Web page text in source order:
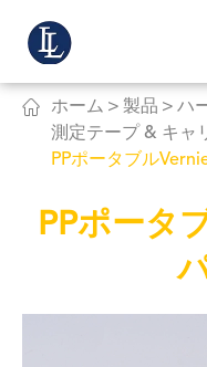
 ホーム 製品
ハ
測定テープ & キャ
PPポータブル
PPポータ